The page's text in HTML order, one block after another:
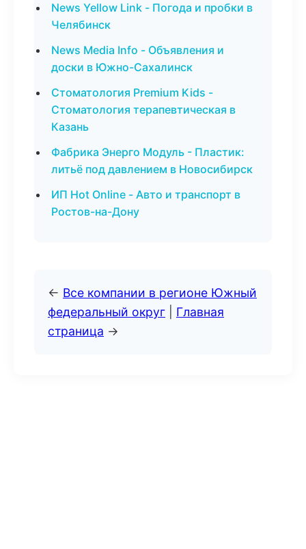
News Yellow Link - Погода и пробки в
Челябинск
News Media Info - Объявления и
доски в Южно-Сахалинск
Стоматология Premium Kids -
Стоматология терапевтическая в
Казань
Фабрика Энерго Модуль - Пластик:
литьё под давлением в Новосибирск
ИП Hot Online - Авто и транспорт в
Ростов-на-Дону
← Все компании в регионе Южный
федеральный округ
Главная
страница →